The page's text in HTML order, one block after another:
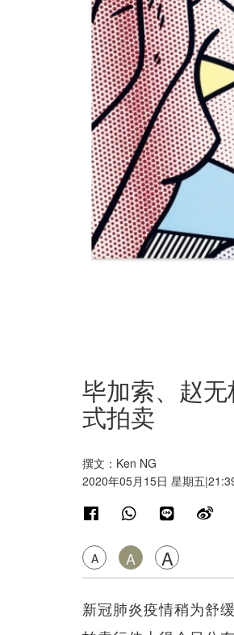
毕加索、赵
式拍卖
撰文：Ken NG
2020年05月15日 星期五
A A A
新冠肺炎疫情稍为舒